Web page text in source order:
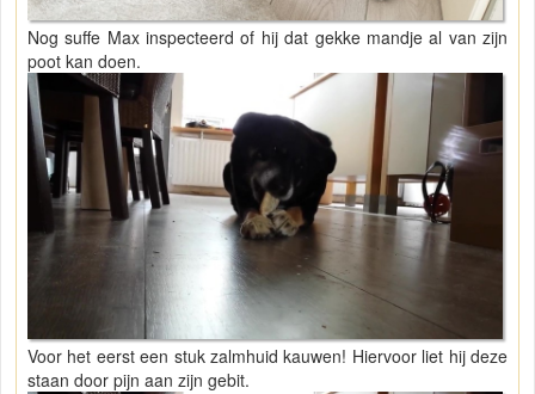
Nog suffe Max inspecteerd of hij dat gekke mandje al van zijn
poot kan doen.
Voor het eerst een stuk zalmhuid kauwen! Hiervoor liet hij deze
staan door pijn aan zijn gebit.